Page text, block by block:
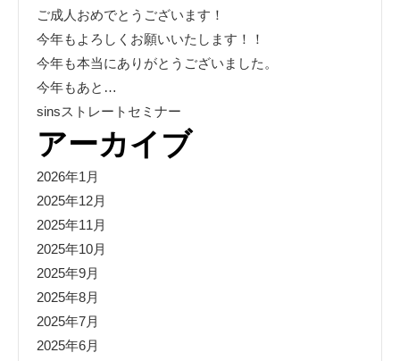
ご成人おめでとうございます！
今年もよろしくお願いいたします！！
今年も本当にありがとうございました。
今年もあと…
sinsストレートセミナー
アーカイブ
2026年1月
2025年12月
2025年11月
2025年10月
2025年9月
2025年8月
2025年7月
2025年6月